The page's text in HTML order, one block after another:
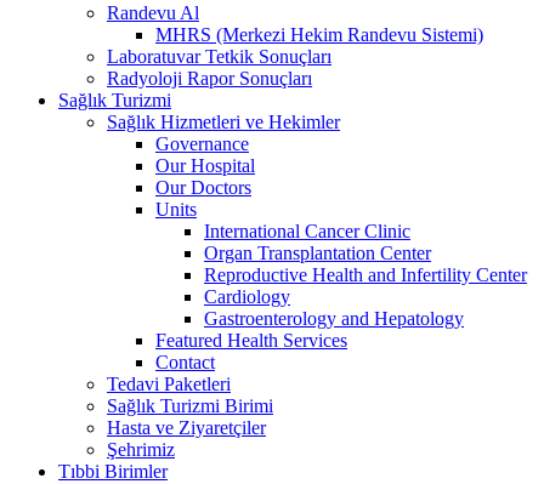
Randevu Al
MHRS (Merkezi Hekim Randevu Sistemi)
Laboratuvar Tetkik Sonuçları
Radyoloji Rapor Sonuçları
Sağlık Turizmi
Sağlık Hizmetleri ve Hekimler
Governance
Our Hospital
Our Doctors
Units
International Cancer Clinic
Organ Transplantation Center
Reproductive Health and Infertility Center
Cardiology
Gastroenterology and Hepatology
Featured Health Services
Contact
Tedavi Paketleri
Sağlık Turizmi Birimi
Hasta ve Ziyaretçiler
Şehrimiz
Tıbbi Birimler